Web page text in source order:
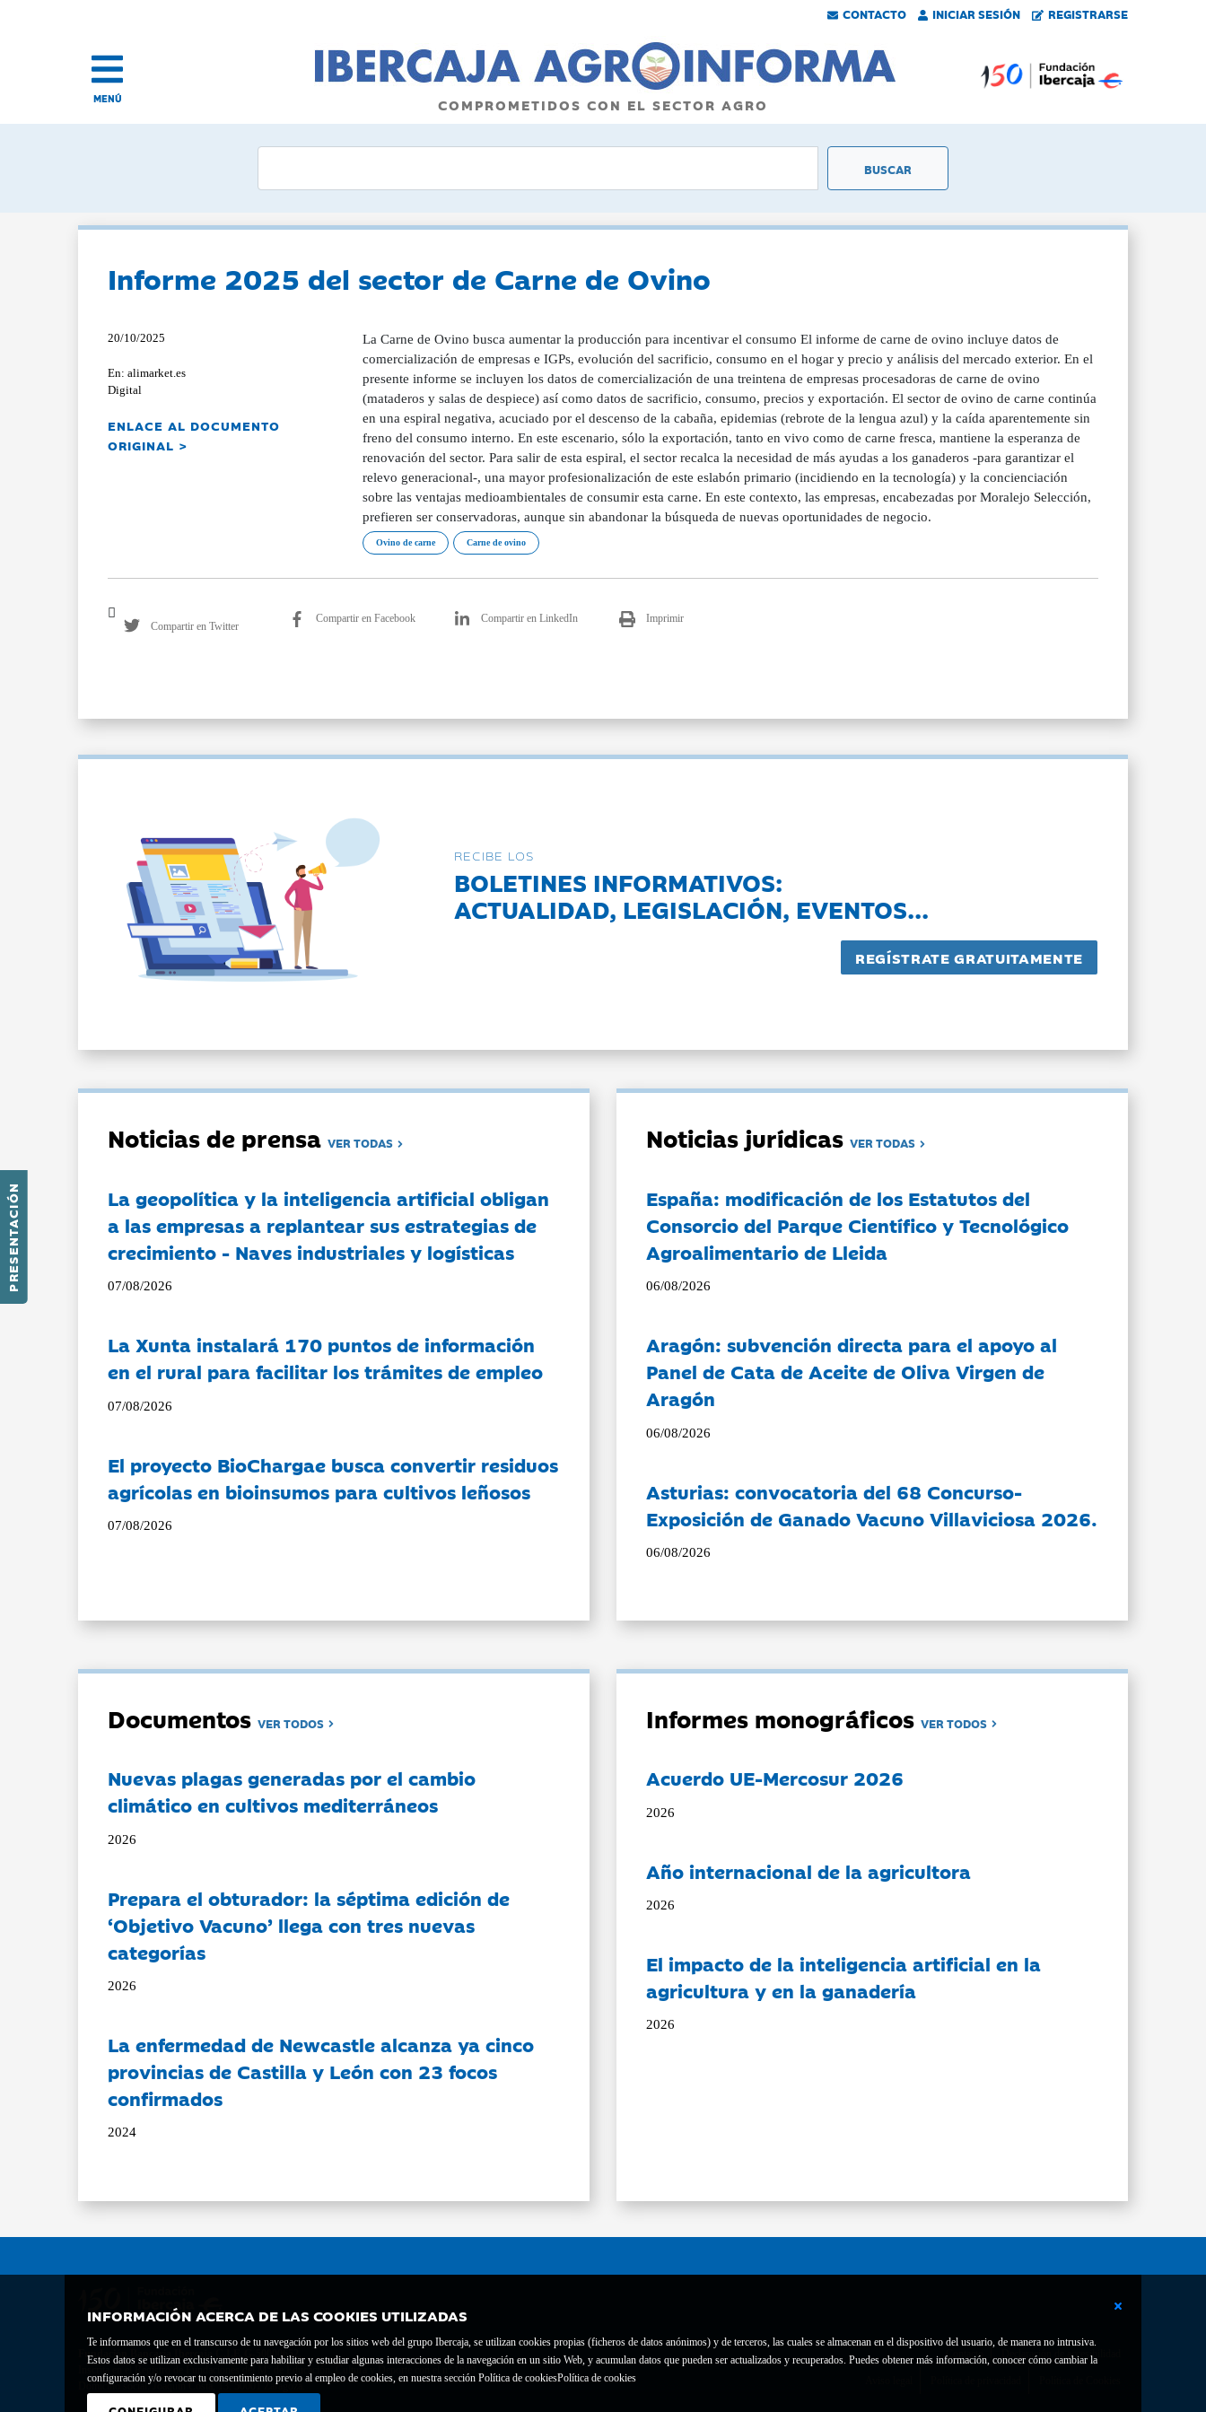
CONTACTO INICIAR SESIÓN REGISTRARSE
PRESENTACIÓN
MENÚ COMPROMETIDOS CON EL SECTOR AGRO
INFORMACIÓN ACERCA DE LAS COOKIES UTILIZADAS
Te informamos que en el transcurso de tu navegación por los sitios web del grupo Ibercaja, se utilizan cookies propias (ficheros de datos anónimos) y de terceros, las cuales se almacenan en el dispositivo del usuario, de manera no intrusiva.
Estos datos se utilizan exclusivamente para habilitar y estudiar algunas interacciones de la navegación en un sitio Web, y acumulan datos que pueden ser actualizados y recuperados. Puedes obtener más información, conocer cómo cambiar la
configuración y/o revocar tu consentimiento previo al empleo de cookies, en nuestra sección Política de cookiesPolítica de cookies
Informe 2025 del sector de Carne de Ovino
20/10/2025
En: alimarket.es
Digital
ENLACE AL DOCUMENTO
ORIGINAL >
La Carne de Ovino busca aumentar la producción para incentivar el consumo El informe de carne de ovino incluye datos de
comercialización de empresas e IGPs, evolución del sacrificio, consumo en el hogar y precio y análisis del mercado exterior. En el
presente informe se incluyen los datos de comercialización de una treintena de empresas procesadoras de carne de ovino
(mataderos y salas de despiece) así como datos de sacrificio, consumo, precios y exportación. El sector de ovino de carne continúa
en una espiral negativa, acuciado por el descenso de la cabaña, epidemias (rebrote de la lengua azul) y la caída aparentemente sin
freno del consumo interno. En este escenario, sólo la exportación, tanto en vivo como de carne fresca, mantiene la esperanza de
renovación del sector. Para salir de esta espiral, el sector recalca la necesidad de más ayudas a los ganaderos -para garantizar el
relevo generacional-, una mayor profesionalización de este eslabón primario (incidiendo en la tecnología) y la concienciación
sobre las ventajas medioambientales de consumir esta carne. En este contexto, las empresas, encabezadas por Moralejo Selección,
prefieren ser conservadoras, aunque sin abandonar la búsqueda de nuevas oportunidades de negocio.
Ovino de carne Carne de ovino
Compartir en Twitter
Compartir en Facebook Compartir en LinkedIn Imprimir
RECIBE LOS
BOLETINES INFORMATIVOS:
ACTUALIDAD, LEGISLACIÓN, EVENTOS...
Noticias de prensaVER TODAS
La geopolítica y la inteligencia artificial obligan
a las empresas a replantear sus estrategias de
crecimiento - Naves industriales y logísticas
07/08/2026
La Xunta instalará 170 puntos de información
en el rural para facilitar los trámites de empleo
07/08/2026
El proyecto BioChargae busca convertir residuos
agrícolas en bioinsumos para cultivos leñosos
07/08/2026
Noticias jurídicasVER TODAS
España: modificación de los Estatutos del
Consorcio del Parque Científico y Tecnológico
Agroalimentario de Lleida
06/08/2026
Aragón: subvención directa para el apoyo al
Panel de Cata de Aceite de Oliva Virgen de
Aragón
06/08/2026
Asturias: convocatoria del 68 Concurso-
Exposición de Ganado Vacuno Villaviciosa 2026.
06/08/2026
DocumentosVER TODOS
Nuevas plagas generadas por el cambio
climático en cultivos mediterráneos
2026
Prepara el obturador: la séptima edición de
‘Objetivo Vacuno’ llega con tres nuevas
categorías
2026
La enfermedad de Newcastle alcanza ya cinco
provincias de Castilla y León con 23 focos
confirmados
2024
Informes monográficosVER TODOS
Acuerdo UE-Mercosur 2026
2026
Año internacional de la agricultora
2026
El impacto de la inteligencia artificial en la
agricultura y en la ganadería
2026
Fundación Bancaria Ibercaja C.I.F. G-50000652.
Inscrita en el Registro de Fundaciones del Mº de Educación, Cultura y Deporte con el nº 1689.
Domicilio social: Joaquín Costa, 13. 50001 Zaragoza.
Contacto Declaración de accesibilidad